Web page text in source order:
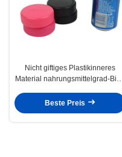
Nicht giftiges Plastikinneres
Material nahrungsmittelgrad-Bier-
SAPs/CMC
Beste Preis